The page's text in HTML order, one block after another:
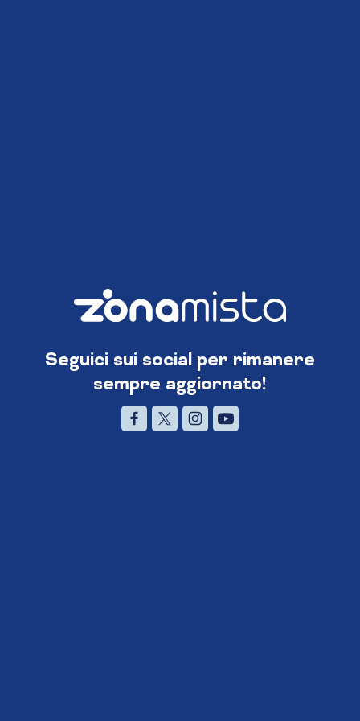
Seguici sui social per rimanere
sempre aggiornato!